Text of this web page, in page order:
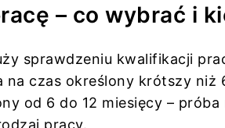
– co wybrać i
sprawdzeniu kwalifikacji
czas określony krótszy niż
od 6 do 12 miesięcy –
pracy.